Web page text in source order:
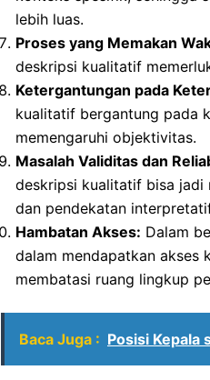
lebih luas.
Proses yang Memakan
deskripsi kualitatif
Ketergantungan pada
kualitatif bergantung pada
memengaruhi objektivitas.
Masalah Validitas dan
deskripsi kualitatif bisa jadi
dan pendekatan
Hambatan Akses: Dalam
dalam mendapatkan akses
membatasi ruang lingkup
Baca Juga : Posisi Kepala